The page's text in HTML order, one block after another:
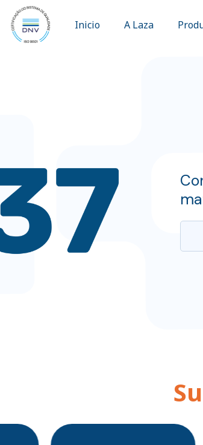
Inicio A Laza